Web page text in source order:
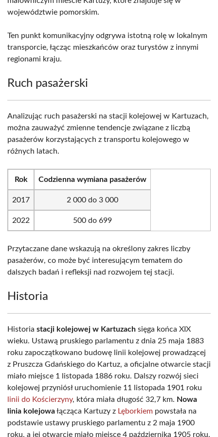
województwie pomorskim.
Ten punkt komunikacyjny odgrywa istotną rolę w lokalnym
transporcie, łącząc mieszkańców oraz turystów z innymi
regionami kraju.
Ruch pasażerski
Analizując ruch pasażerski na stacji kolejowej w Kartuzach,
można zauważyć zmienne tendencje związane z liczbą
pasażerów korzystających z transportu kolejowego w
różnych latach.
Rok Codzienna wymiana pasażerów
2017 2 000 do 3 000
2022 500 do 699
Przytaczane dane wskazują na określony zakres liczby
pasażerów, co może być interesującym tematem do
dalszych badań i refleksji nad rozwojem tej stacji.
Historia
Historia stacji kolejowej w Kartuzach sięga końca XIX
wieku. Ustawą pruskiego parlamentu z dnia 25 maja 1883
roku zapoczątkowano budowę linii kolejowej prowadzącej
z Pruszcza Gdańskiego do Kartuz, a oficjalne otwarcie stacji
miało miejsce 1 listopada 1886 roku. Dalszy rozwój sieci
kolejowej przyniósł uruchomienie 11 listopada 1901 roku
linii do Kościerzyny, która miała długość 32,7 km. Nowa
linia kolejowałącząca Kartuzy z Lęborkiem powstała na
podstawie ustawy pruskiego parlamentu z 2 maja 1900
roku, a jej otwarcie miało miejsce 4 października 1905 roku.